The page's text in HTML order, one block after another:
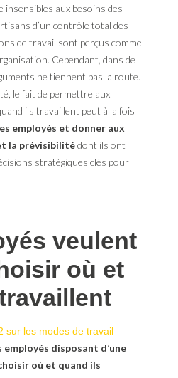
aux besoins des
d’un contrôle total des
de travail sont perçus comme
Cependant, dans de
ne tiennent pas la route.
le fait de permettre aux
ils travaillent peut à la fois
employés et donner aux
la prévisibilitédont ils ont
stratégiques clés pour
veulent
où et
sur les modes de travail
employés disposant d’une
où et quand ils